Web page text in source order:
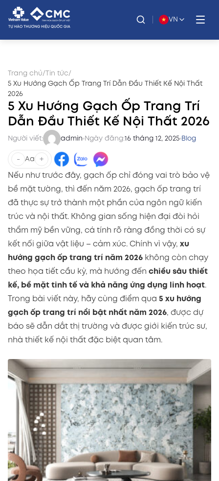
VN
Trang chủ/ Tin tức/
5 Xu Hướng Gạch Ốp Trang Trí Dẫn Đầu Thiết Kế Nội Thất
2026
5 Xu Hướng Gạch Ốp Trang Trí
Dẫn Đầu Thiết Kế Nội Thất 2026
Người viết: admin Ngày đăng:16 tháng 12, 2025 Blog
- Aa +
Nếu như trước đây, gạch ốp chỉ đóng vai trò bảo vệ
bề mặt tường, thì đến năm 2026, gạch ốp trang trí
đã thực sự trở thành một phần của ngôn ngữ kiến
trúc và nội thất. Không gian sống hiện đại đòi hỏi
thẩm mỹ bền vững, cá tính rõ ràng đồng thời có sự
kết nối giữa vật liệu – cảm xúc. Chính vì vậy, xu
hướng gạch ốp trang trí năm 2026 không còn chạy
theo họa tiết cầu kỳ, mà hướng đến chiều sâu thiết
kế, bề mặt tinh tế và khả năng ứng dụng linh hoạt.
Trong bài viết này, hãy cùng điểm qua 5 xu hướng
gạch ốp trang trí nổi bật nhất năm 2026, được dự
báo sẽ dẫn dắt thị trường và được giới kiến trúc sư,
nhà thiết kế nội thất đặc biệt quan tâm.